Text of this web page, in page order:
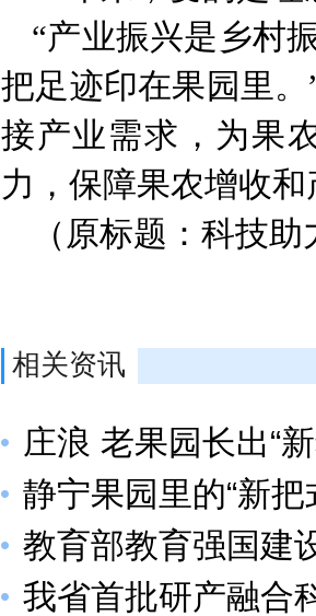
“产业振兴是乡村
把足迹印在果园里
接产业需求，为果
力，保障果农增收
（原标题：科技
相关资讯
庄浪 老果园长出“
静宁果园里的“新把
教育部教育强国建
我省首批研产融合